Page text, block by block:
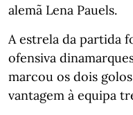
alemã Lena Pauels.
A estrela da partida
ofensiva
marcou os dois
vantagem à equipa